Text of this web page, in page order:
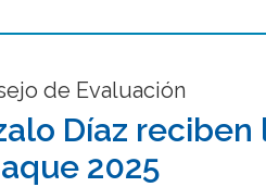
en Educación
y Tecnología de
de Evaluación
Díaz
2025